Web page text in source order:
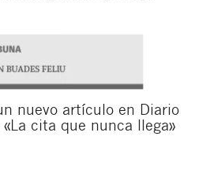
nuevo artículo en Diario
cita que nunca llega»